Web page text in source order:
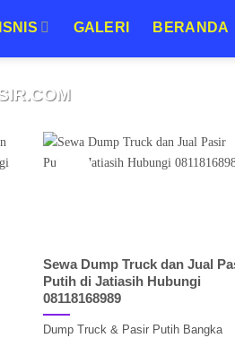
GALERI BERANDA
dengan Harga Terbaik
Sewa Dump Truck dan Jual
Putih di Jatiasih Hubungi
08118168989
Dump Truck & Pasir Putih Bangka